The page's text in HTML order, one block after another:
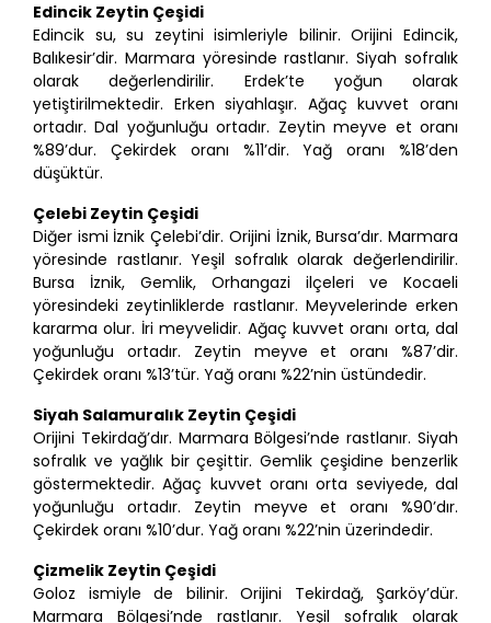
Edincik Zeytin Çeşidi
Edincik su, su zeytini isimleriyle bilinir. Orijini Edincik,
Balıkesir’dir. Marmara yöresinde rastlanır. Siyah sofralık
olarak değerlendirilir. Erdek’te yoğun olarak
yetiştirilmektedir. Erken siyahlaşır. Ağaç kuvvet oranı
ortadır. Dal yoğunluğu ortadır. Zeytin meyve et oranı
%89’dur. Çekirdek oranı %11’dir. Yağ oranı %18’den
düşüktür.
Çelebi Zeytin Çeşidi
Diğer ismi İznik Çelebi’dir. Orijini İznik, Bursa’dır. Marmara
yöresinde rastlanır. Yeşil sofralık olarak değerlendirilir.
Bursa İznik, Gemlik, Orhangazi ilçeleri ve Kocaeli
yöresindeki zeytinliklerde rastlanır. Meyvelerinde erken
kararma olur. İri meyvelidir. Ağaç kuvvet oranı orta, dal
yoğunluğu ortadır. Zeytin meyve et oranı %87’dir.
Çekirdek oranı %13’tür. Yağ oranı %22’nin üstündedir.
Siyah Salamuralık Zeytin Çeşidi
Orijini Tekirdağ’dır. Marmara Bölgesi’nde rastlanır. Siyah
sofralık ve yağlık bir çeşittir. Gemlik çeşidine benzerlik
göstermektedir. Ağaç kuvvet oranı orta seviyede, dal
yoğunluğu ortadır. Zeytin meyve et oranı %90’dır.
Çekirdek oranı %10’dur. Yağ oranı %22’nin üzerindedir.
Çizmelik Zeytin Çeşidi
Goloz ismiyle de bilinir. Orijini Tekirdağ, Şarköy’dür.
Marmara Bölgesi’nde rastlanır. Yeşil sofralık olarak